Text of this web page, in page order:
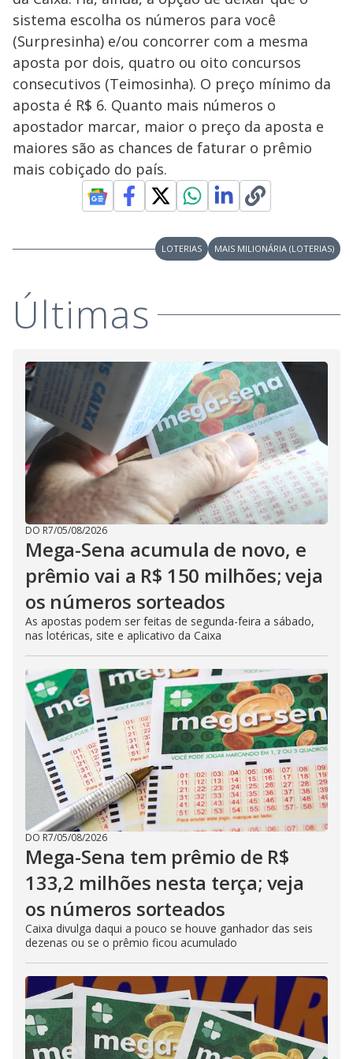
sistema escolha os números para você
(Surpresinha) e/ou concorrer com a mesma
aposta por dois, quatro ou oito concursos
consecutivos (Teimosinha). O preço mínimo da
aposta é R$ 6. Quanto mais números o
apostador marcar, maior o preço da aposta e
maiores são as chances de faturar o prêmio
mais cobiçado do país.
LOTERIAS MAIS MILIONÁRIA (LOTERIAS)
Últimas
DO R7/05/08/2026
Mega-Sena acumula de novo, e
prêmio vai a R$ 150 milhões; veja
os números sorteados
As apostas podem ser feitas de segunda-feira a sábado,
nas lotéricas, site e aplicativo da Caixa
DO R7/05/08/2026
Mega-Sena tem prêmio de R$
133,2 milhões nesta terça; veja
os números sorteados
Caixa divulga daqui a pouco se houve ganhador das seis
dezenas ou se o prêmio ficou acumulado